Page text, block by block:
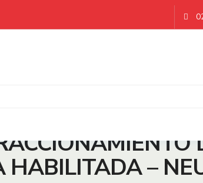
HABILITADA –